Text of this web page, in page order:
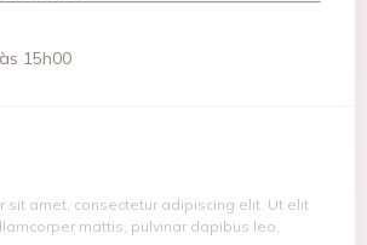
15h00
sit amet, consectetur adipiscing elit. Ut elit
mattis, pulvinar dapibus leo.